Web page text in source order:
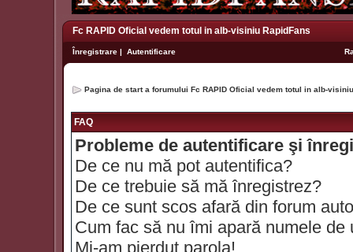
Fc RAPID Oficial vedem totul in alb-visiniu RapidFans
Înregistrare | Autentificare
Pagina de start a forumului Fc RAPID Oficial vedem totul in alb-
FAQ
Probleme de autentificare şi
De ce nu mă pot autentifica?
De ce trebuie să mă înregistrez?
De ce sunt scos afară din forum
Cum fac să nu îmi apară numele
Mi-am pierdut parola!